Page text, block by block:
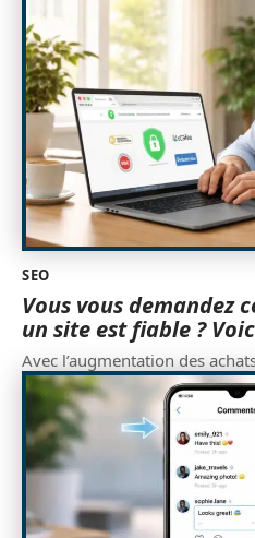
SEO
Vous vous demandez
un site est fiable ?
Avec l’augmentation des